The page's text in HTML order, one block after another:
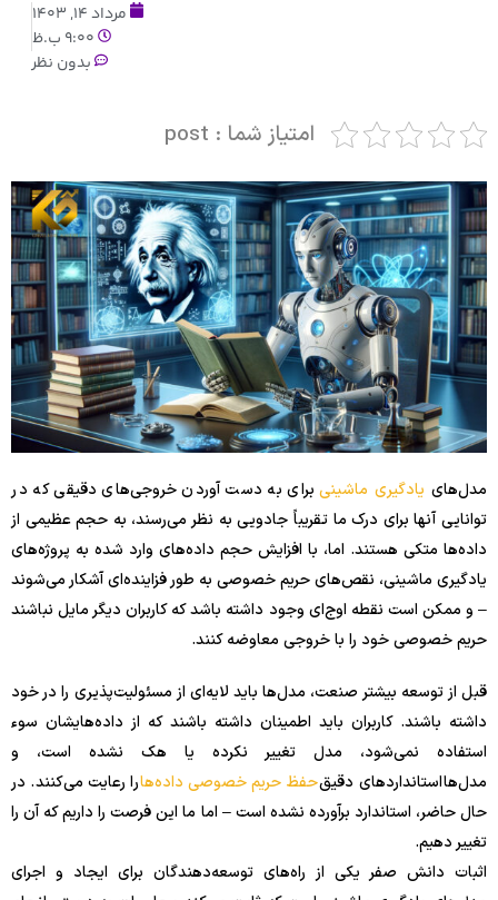
مرداد 14, 1403
9:00 ب.ظ
بدون نظر
امتیاز شما : post
مدل‌های یادگیری ماشینی برای به دست آوردن خروجی‌های دقیقی که در
توانایی آنها برای درک ما تقریباً جادویی به نظر می‌رسند، به حجم عظیمی از
داده‌ها متکی هستند. اما، با افزایش حجم داده‌های وارد شده به پروژه‌های
یادگیری ماشینی، نقص‌های حریم خصوصی به طور فزاینده‌ای آشکار می‌شوند
– و ممکن است نقطه اوج‌ای وجود داشته باشد که کاربران دیگر مایل نباشند
حریم خصوصی خود را با خروجی معاوضه کنند.
قبل از توسعه بیشتر صنعت، مدل‌ها باید لایه‌ای از مسئولیت‌پذیری را در خود
داشته باشند. کاربران باید اطمینان داشته باشند که از داده‌هایشان سوء
استفاده نمی‌شود، مدل تغییر نکرده یا هک نشده است، و
مدل‌ها استانداردهای دقیقحفظ حریم خصوصی داده‌هارا رعایت می‌کنند. در
حال حاضر، استاندارد برآورده نشده است – اما ما این فرصت را داریم که آن را
تغییر دهیم.
اثبات دانش صفر یکی از راه‌های توسعه‌دهندگان برای ایجاد و اجرای